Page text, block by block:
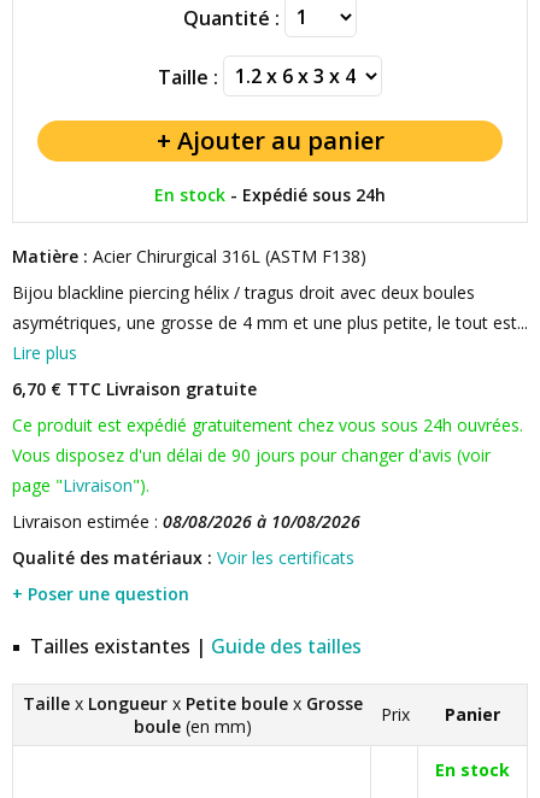
Quantité :
Taille :
En stock - Expédié sous 24h
Matière : Acier Chirurgical 316L (ASTM F138)
Bijou blackline piercing hélix / tragus droit avec deux boules
asymétriques, une grosse de 4 mm et une plus petite, le tout est...
Lire plus
6,70 € TTC Livraison gratuite
Ce produit est expédié gratuitement chez vous sous 24h ouvrées.
Vous disposez d'un délai de 90 jours pour changer d'avis (voir
page "Livraison").
Livraison estimée : 08/08/2026 à 10/08/2026
Qualité des matériaux : Voir les certificats
+ Poser une question
Tailles existantes | Guide des tailles
Taille x Longueur x Petite boule x Grosse
boule (en mm)
Prix Panier
En stock